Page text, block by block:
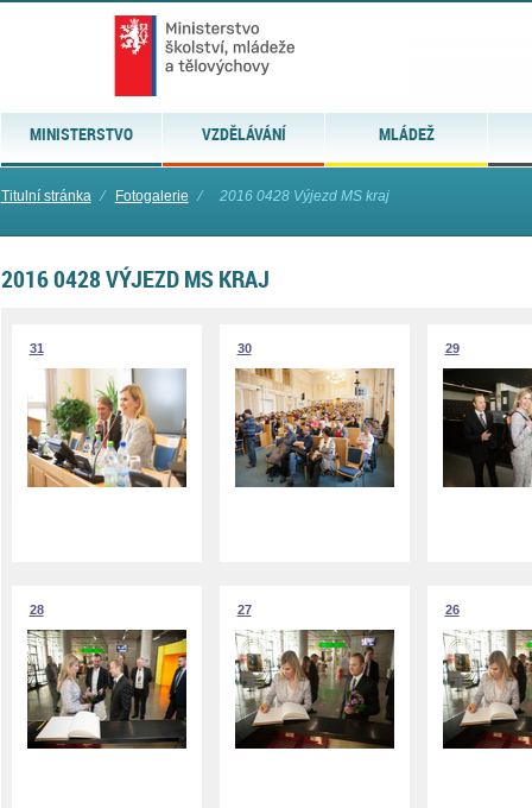
MINISTERSTVO VZDĚLÁVÁNÍ MLÁDEŽ
Titulní stránka ⁄ Fotogalerie ⁄ 2016 0428 Výjezd MS kraj
2016 0428 VÝJEZD MS KRAJ
31 30 29
28 27 26